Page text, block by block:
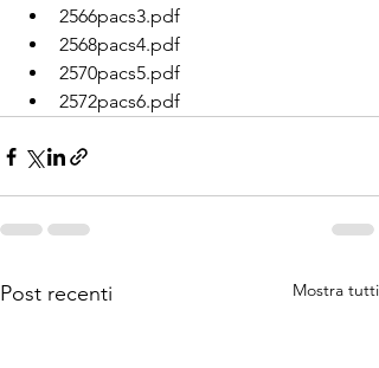
2566pacs3.pdf
2568pacs4.pdf
2570pacs5.pdf
2572pacs6.pdf
Post recenti Mostra tutti